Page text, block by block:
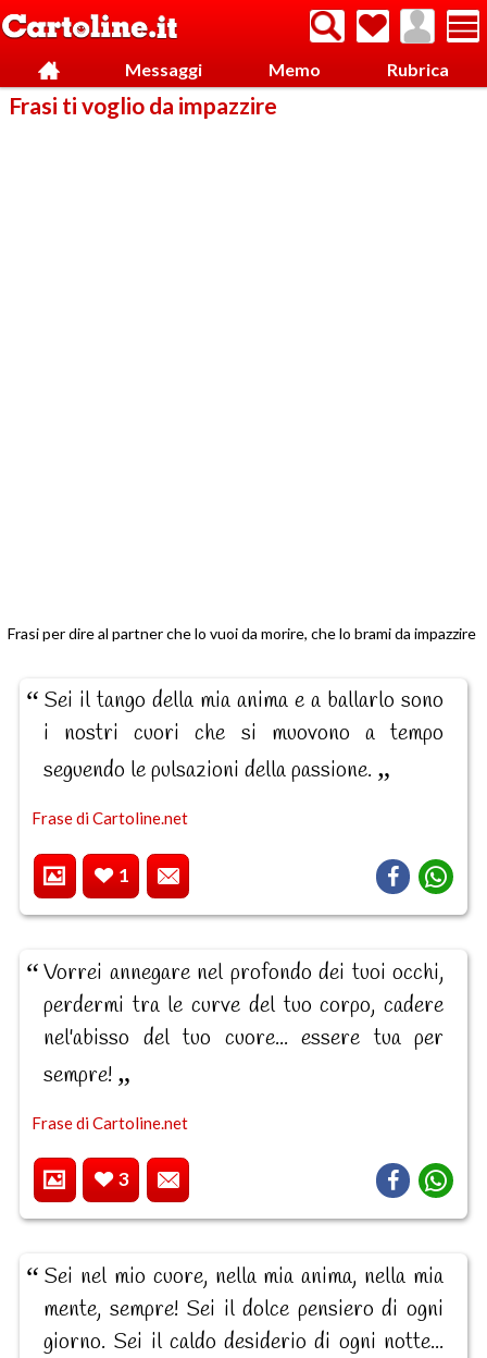
Messaggi Memo Rubrica
Frasi ti voglio da impazzire
Frasi per dire al partner che lo vuoi da morire, che lo brami da impazzire
Sei il tango della mia anima e a ballarlo sono
i nostri cuori che si muovono a tempo
seguendo le pulsazioni della passione.
Frase di Cartoline.net
1
Vorrei annegare nel profondo dei tuoi occhi,
perdermi tra le curve del tuo corpo, cadere
nel'abisso del tuo cuore... essere tua per
sempre!
Frase di Cartoline.net
3
Sei nel mio cuore, nella mia anima, nella mia
mente, sempre! Sei il dolce pensiero di ogni
giorno. Sei il caldo desiderio di ogni notte...